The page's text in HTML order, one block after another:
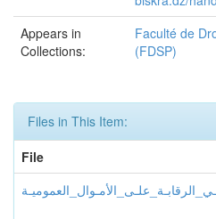
Appears in
Collections:
Faculté de
(FDSP)
Files in This Item:
File